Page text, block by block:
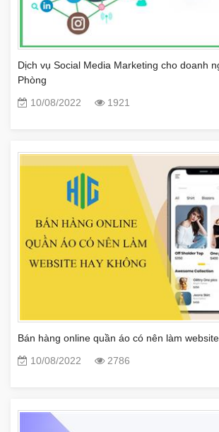
Dịch vụ Social Media Marketing cho doanh
Phòng
10/08/2022
1921
Bán hàng online quần áo có nên làm
10/08/2022
2786